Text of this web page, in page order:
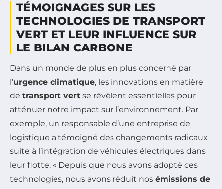
TÉMOIGNAGES SUR LES
TECHNOLOGIES DE TRANSPORT
VERT ET LEUR INFLUENCE SUR
LE BILAN CARBONE
Dans un monde de plus en plus concerné par
l’urgence climatique, les innovations en matière
de transport vert se révèlent essentielles pour
atténuer notre impact sur l’environnement. Par
exemple, un responsable d’une entreprise de
logistique a témoigné des changements radicaux
suite à l’intégration de véhicules électriques dans
leur flotte. « Depuis que nous avons adopté ces
technologies, nous avons réduit nos émissions de